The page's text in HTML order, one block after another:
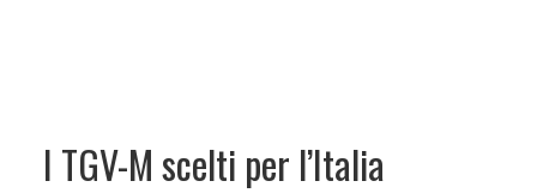
I TGV-M scelti per l’Italia